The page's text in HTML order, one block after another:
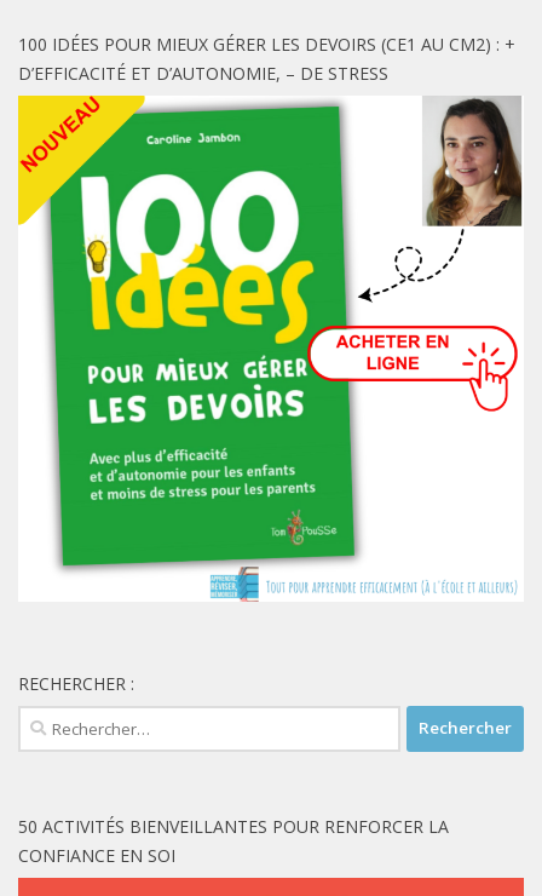
100 IDÉES POUR MIEUX GÉRER LES DEVOIRS (CE1 AU CM2) : +
D’EFFICACITÉ ET D’AUTONOMIE, – DE STRESS
RECHERCHER :
Rechercher :
50 ACTIVITÉS BIENVEILLANTES POUR RENFORCER LA
CONFIANCE EN SOI